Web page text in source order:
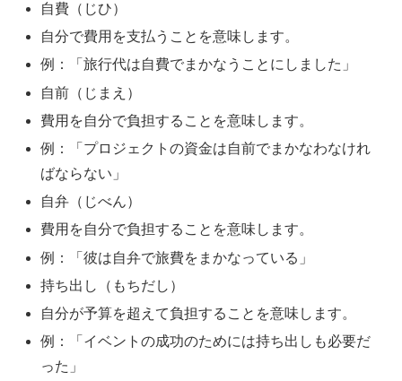
自費（じひ）
自分で費用を支払うことを意味します。
例：「旅行代は自費でまかなうことにしました」
自前（じまえ）
費用を自分で負担することを意味します。
例：「プロジェクトの資金は自前でまかなわなけれ
ばならない」
自弁（じべん）
費用を自分で負担することを意味します。
例：「彼は自弁で旅費をまかなっている」
持ち出し（もちだし）
自分が予算を超えて負担することを意味します。
例：「イベントの成功のためには持ち出しも必要だ
った」